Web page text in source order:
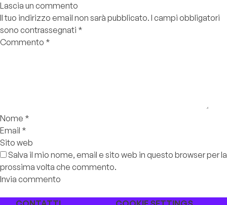
Lascia un commento
Il tuo indirizzo email non sarà pubblicato. I campi obbligatori
sono contrassegnati *
Commento *
Nome *
Email *
Sito web
Salva il mio nome, email e sito web in questo browser per la
prossima volta che commento.